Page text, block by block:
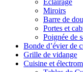
Éclairage
Miroirs
Barre de
Portes et
Poignée de
Bonde d’évier de
Grille de vidange
Cuisine et